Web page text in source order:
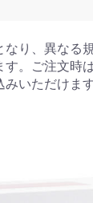
り、異なる
す。ご注文時
いただけま